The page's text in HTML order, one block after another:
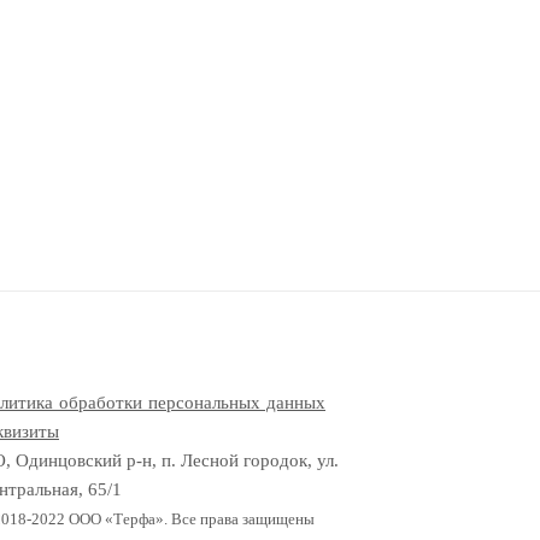
обработки персональных данных
Одинцовский р-н, п. Лесной городок, ул.
65/1
2022 OOO «Терфа». Все права защищены